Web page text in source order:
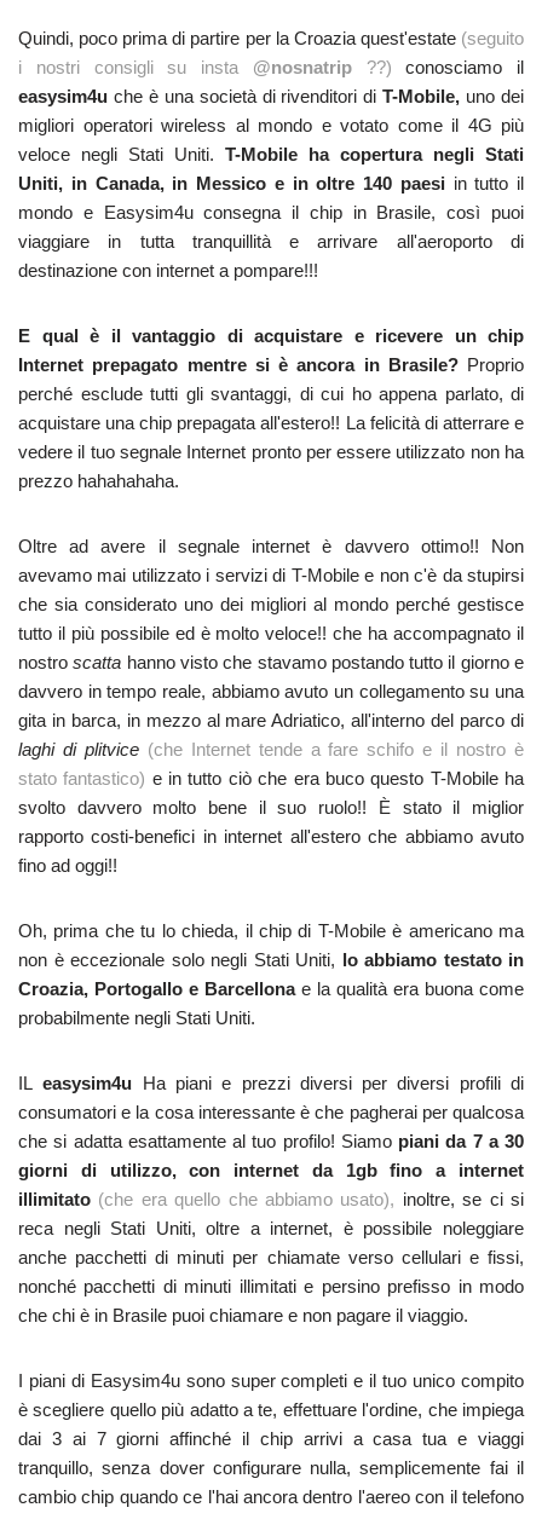
Quindi, poco prima di partire per la Croazia quest'estate (seguito
i nostri consigli su insta @nosnatrip??) conosciamo il
easysim4u che è una società di rivenditori diT-Mobile, uno dei
migliori operatori wireless al mondo e votato come il 4G più
veloce negli Stati Uniti. T-Mobile ha copertura negli Stati
Uniti, in Canada, in Messico e in oltre 140 paesiin tutto il
mondo e Easysim4u consegna il chip in Brasile, così puoi
viaggiare in tutta tranquillità e arrivare all'aeroporto di
destinazione con internet a pompare!!!
E qual è il vantaggio di acquistare e ricevere un chip
Internet prepagato mentre si è ancora in Brasile?Proprio
perché esclude tutti gli svantaggi, di cui ho appena parlato, di
acquistare una chip prepagata all'estero!! La felicità di atterrare e
vedere il tuo segnale Internet pronto per essere utilizzato non ha
prezzo hahahahaha.
Oltre ad avere il segnale internet è davvero ottimo!! Non
avevamo mai utilizzato i servizi di T-Mobile e non c'è da stupirsi
che sia considerato uno dei migliori al mondo perché gestisce
tutto il più possibile ed è molto veloce!! che ha accompagnato il
nostro scatta hanno visto che stavamo postando tutto il giorno e
davvero in tempo reale, abbiamo avuto un collegamento su una
gita in barca, in mezzo al mare Adriatico, all'interno del parco di
laghi di plitvice (che Internet tende a fare schifo e il nostro è
stato fantastico) e in tutto ciò che era buco questo T-Mobile ha
svolto davvero molto bene il suo ruolo!! È stato il miglior
rapporto costi-benefici in internet all'estero che abbiamo avuto
fino ad oggi!!
Oh, prima che tu lo chieda, il chip di T-Mobile è americano ma
non è eccezionale solo negli Stati Uniti, lo abbiamo testato in
Croazia, Portogallo e Barcellonae la qualità era buona come
probabilmente negli Stati Uniti.
IL easysim4u Ha piani e prezzi diversi per diversi profili di
consumatori e la cosa interessante è che pagherai per qualcosa
che si adatta esattamente al tuo profilo! Siamo piani da 7 a 30
giorni di utilizzo, con internet da 1gb fino a internet
illimitato (che era quello che abbiamo usato), inoltre, se ci si
reca negli Stati Uniti, oltre a internet, è possibile noleggiare
anche pacchetti di minuti per chiamate verso cellulari e fissi,
nonché pacchetti di minuti illimitati e persino prefisso in modo
che chi è in Brasile puoi chiamare e non pagare il viaggio.
I piani di Easysim4u sono super completi e il tuo unico compito
è scegliere quello più adatto a te, effettuare l'ordine, che impiega
dai 3 ai 7 giorni affinché il chip arrivi a casa tua e viaggi
tranquillo, senza dover configurare nulla, semplicemente fai il
cambio chip quando ce l'hai ancora dentro l'aereo con il telefono